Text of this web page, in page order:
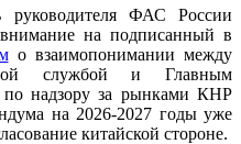
руководителя ФАС России
на подписанный в
о взаимопонимании между
службой и Главным
по надзору за рынками КНР
на 2026-2027 годы уже
китайской стороне.